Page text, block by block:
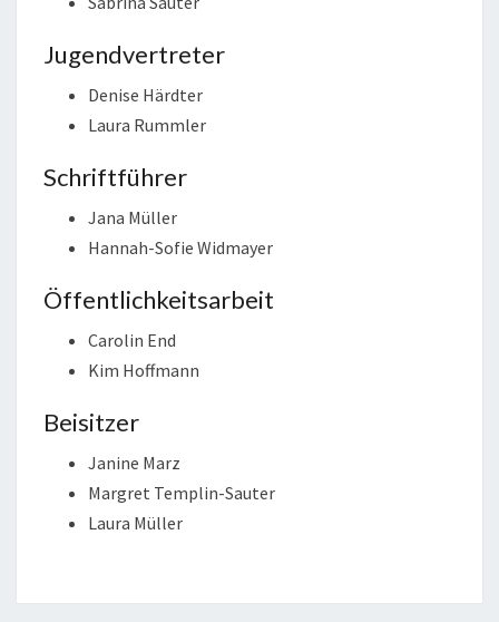
Jugendvertreter
Denise Härdter
Laura Rummler
Schriftführer
Jana Müller
Hannah-Sofie Widmayer
Öffentlichkeitsarbeit
Carolin End
Kim Hoffmann
Beisitzer
Janine Marz
Margret Templin-Sauter
Laura Müller